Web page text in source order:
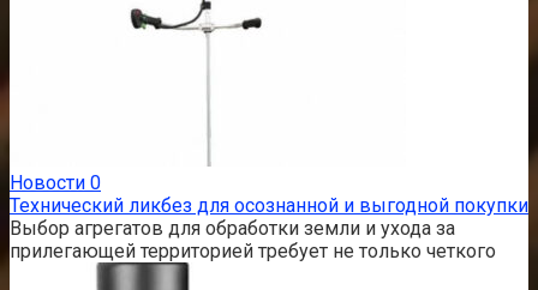
Новости 0
Технический ликбез для осознанной и выгодной покупки
Выбор агрегатов для обработки земли и ухода за
прилегающей территорией требует не только четкого